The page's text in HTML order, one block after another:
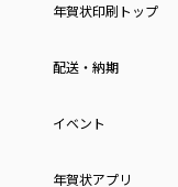
年賀状印刷トップ
配送・納期
イベント
年賀状アプリ